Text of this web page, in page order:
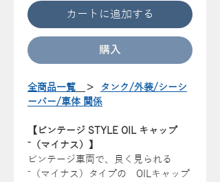
カートに追加する
購入
全商品一覧 ＞
タンク/外装/シーシ
ーバー/車体 関係
【ビンテージ STYLE OIL キャップ
⁻（マイナス）】
ビンテージ車両で、良く見られる
⁻（マイナス）タイプの OILキャップ